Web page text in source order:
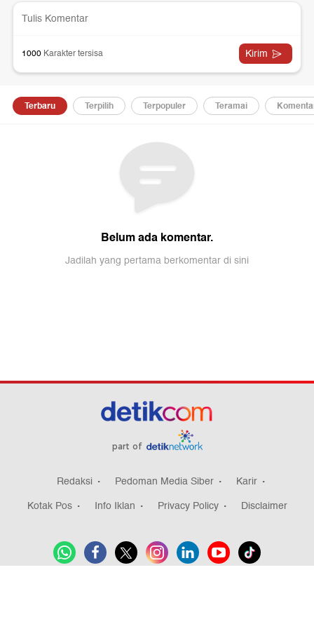
part of
Redaksi Pedoman Media Siber
Karir
Kotak Pos
Info Iklan Privacy Policy Disclaimer